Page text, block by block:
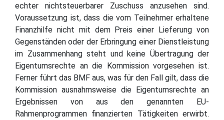
echter nichtsteuerbarer Zuschuss anzusehen sind.
Voraussetzung ist, dass die vom Teilnehmer erhaltene
Finanzhilfe nicht mit dem Preis einer Lieferung von
Gegenständen oder der Erbringung einer Dienstleistung
im Zusammenhang steht und keine Übertragung der
Eigentumsrechte an die Kommission vorgesehen ist.
Ferner führt das BMF aus, was für den Fall gilt, dass die
Kommission ausnahmsweise die Eigentumsrechte an
Ergebnissen von aus den genannten EU-
Rahmenprogrammen finanzierten Tätigkeiten erwirbt.